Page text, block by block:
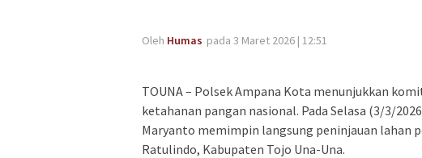
Oleh Humas pada 3 Maret 2026 | 12:51
TOUNA – Polsek Ampana Kota menunjukkan
ketahanan pangan nasional. Pada Selasa (3/3/
Maryanto memimpin langsung peninjauan lahan
Ratulindo, Kabupaten Tojo Una-Una.